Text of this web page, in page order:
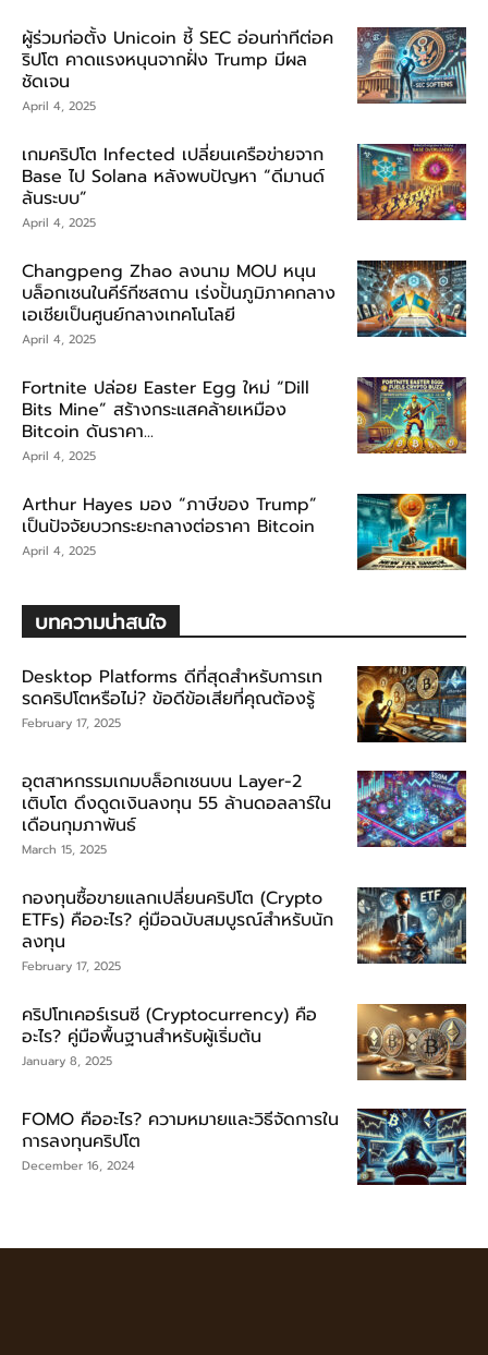
ผู้ร่วมก่อตั้ง Unicoin ชี้ SEC อ่อนท่าทีต่อค
ริปโต คาดแรงหนุนจากฝั่ง Trump มีผล
ชัดเจน
April 4, 2025
เกมคริปโต Infected เปลี่ยนเครือข่ายจาก
Base ไป Solana หลังพบปัญหา “ดีมานด์
ล้นระบบ”
April 4, 2025
Changpeng Zhao ลงนาม MOU หนุน
บล็อกเชนในคีร์กีซสถาน เร่งปั้นภูมิภาคกลาง
เอเชียเป็นศูนย์กลางเทคโนโลยี
April 4, 2025
Fortnite ปล่อย Easter Egg ใหม่ “Dill
Bits Mine” สร้างกระแสคล้ายเหมือง
Bitcoin ดันราคา...
April 4, 2025
Arthur Hayes มอง “ภาษีของ Trump”
เป็นปัจจัยบวกระยะกลางต่อราคา Bitcoin
April 4, 2025
บทความน่าสนใจ
Desktop Platforms ดีที่สุดสำหรับการเท
รดคริปโตหรือไม่? ข้อดีข้อเสียที่คุณต้องรู้
February 17, 2025
อุตสาหกรรมเกมบล็อกเชนบน Layer-2
เติบโต ดึงดูดเงินลงทุน 55 ล้านดอลลาร์ใน
เดือนกุมภาพันธ์
March 15, 2025
กองทุนซื้อขายแลกเปลี่ยนคริปโต (Crypto
ETFs) คืออะไร? คู่มือฉบับสมบูรณ์สำหรับนัก
ลงทุน
February 17, 2025
คริปโทเคอร์เรนซี (Cryptocurrency) คือ
อะไร? คู่มือพื้นฐานสำหรับผู้เริ่มต้น
January 8, 2025
FOMO คืออะไร? ความหมายและวิธีจัดการใน
การลงทุนคริปโต
December 16, 2024